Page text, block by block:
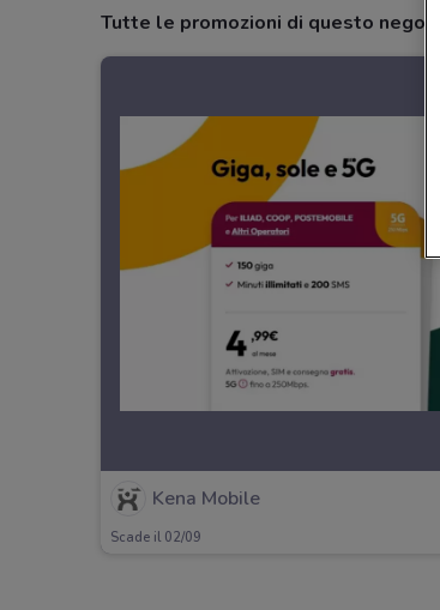
Tutte le promozioni di questo negozio
Kena Mobile
Scade il 02/09